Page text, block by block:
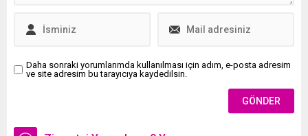
Daha sonraki yorumlarımda kullanılması için adım, e-posta adresim
ve site adresim bu tarayıcıya kaydedilsin.